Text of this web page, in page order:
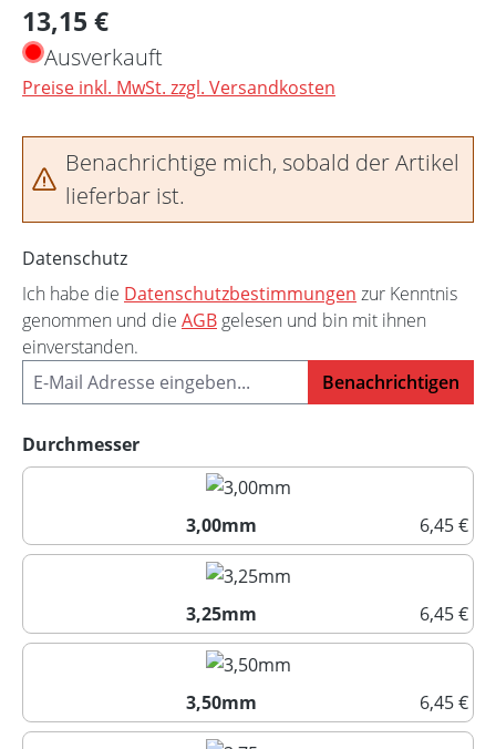
Regulärer Preis:
13,15 €
Ausverkauft
Preise inkl. MwSt. zzgl. Versandkosten
Benachrichtige mich, sobald der Artikel
lieferbar ist.
Datenschutz
Ich habe die Datenschutzbestimmungen zur Kenntnis
genommen und die AGB gelesen und bin mit ihnen
einverstanden.
Benachrichtigen
Durchmesserauswählen
3,00mm
6,45 €
3,00mm
3,25mm
6,45 €
3,25mm
3,50mm
6,45 €
3,50mm